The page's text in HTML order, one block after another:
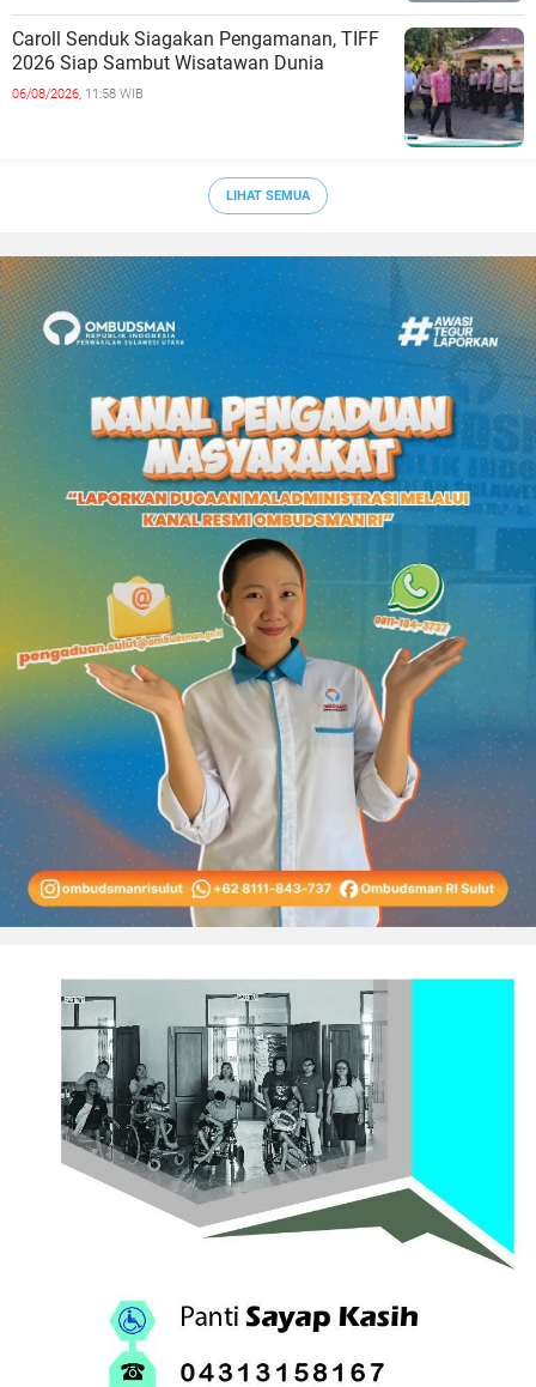
Caroll Senduk Siagakan Pengamanan, TIFF
2026 Siap Sambut Wisatawan Dunia
06/08/2026, 11:58 WIB
LIHAT SEMUA